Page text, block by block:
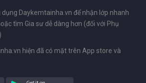
dụng Daykemtainha.vn để nhận lớp nhanh
tìm Gia sư dễ dàng hơn (đối với Phụ
hiện đã có mặt trên App store và